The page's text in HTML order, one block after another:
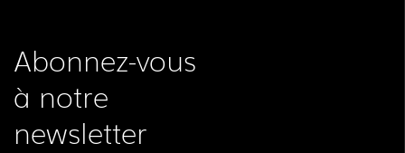
Abonnez-vous
à notre
newsletter